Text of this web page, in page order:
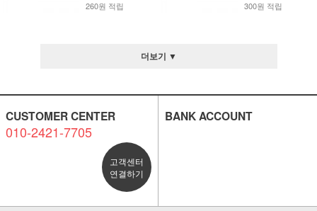
260원 적립 300원 적립
더보기 ▼
CUSTOMER CENTER
010-2421-7705
고객센터
연결하기
BANK ACCOUNT